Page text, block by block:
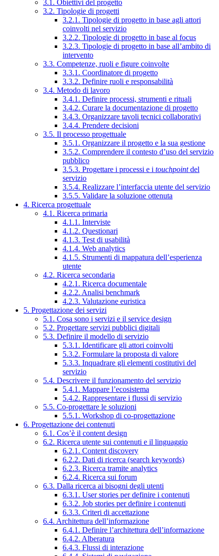
3.1. Obiettivi del progetto
3.2. Tipologie di progetti
3.2.1. Tipologie di progetto in base agli attori
coinvolti nel servizio
3.2.2. Tipologie di progetto in base al focus
3.2.3. Tipologie di progetto in base all’ambito di
intervento
3.3. Competenze, ruoli e figure coinvolte
3.3.1. Coordinatore di progetto
3.3.2. Definire ruoli e responsabilità
3.4. Metodo di lavoro
3.4.1. Definire processi, strumenti e rituali
3.4.2. Curare la documentazione di progetto
3.4.3. Organizzare tavoli tecnici collaborativi
3.4.4. Prendere decisioni
3.5. Il processo progettuale
3.5.1. Organizzare il progetto e la sua gestione
3.5.2. Comprendere il contesto d’uso del servizio
pubblico
3.5.3. Progettare i processi e i touchpointdel
servizio
3.5.4. Realizzare l’interfaccia utente del servizio
3.5.5. Validare la soluzione ottenuta
4. Ricerca progettuale
4.1. Ricerca primaria
4.1.1. Interviste
4.1.2. Questionari
4.1.3. Test di usabilità
4.1.4. Web analytics
4.1.5. Strumenti di mappatura dell’esperienza
utente
4.2. Ricerca secondaria
4.2.1. Ricerca documentale
4.2.2. Analisi benchmark
4.2.3. Valutazione euristica
5. Progettazione dei servizi
5.1. Cosa sono i servizi e il service design
5.2. Progettare servizi pubblici digitali
5.3. Definire il modello di servizio
5.3.1. Identificare gli attori coinvolti
5.3.2. Formulare la proposta di valore
5.3.3. Inquadrare gli elementi costitutivi del
servizio
5.4. Descrivere il funzionamento del servizio
5.4.1. Mappare l’ecosistema
5.4.2. Rappresentare i flussi di servizio
5.5. Co-progettare le soluzioni
5.5.1. Workshop di co-progettazione
6. Progettazione dei contenuti
6.1. Cos’è il content design
6.2. Ricerca utente sui contenuti e il linguaggio
6.2.1. Content discovery
6.2.2. Dati di ricerca (search keywords)
6.2.3. Ricerca tramite analytics
6.2.4. Ricerca sui forum
6.3. Dalla ricerca ai bisogni degli utenti
6.3.1. User stories per definire i contenuti
6.3.2. Job stories per definire i contenuti
6.3.3. Criteri di accettazione
6.4. Architettura dell’informazione
6.4.1. Definire l’architettura dell’informazione
6.4.2. Alberatura
6.4.3. Flussi di interazione